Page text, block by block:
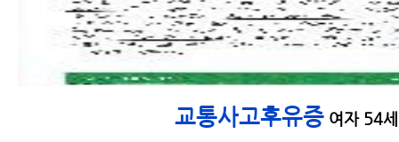
교통사고후유증여자 54세